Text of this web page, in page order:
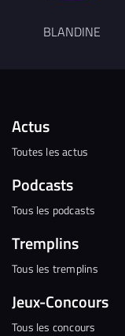
BLANDINE
Actus
Toutes les actus
Podcasts
Tous les podcasts
Tremplins
Tous les tremplins
Jeux-Concours
Tous les concours